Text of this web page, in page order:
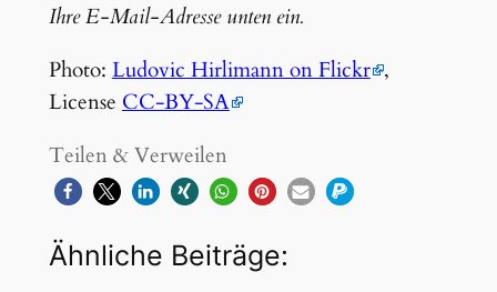
Ihre E-Mail-Adresse unten ein.
Photo: Ludovic Hirlimann on Flickr ,
License CC-BY-SA
Teilen & Verweilen
Ähnliche Beiträge: